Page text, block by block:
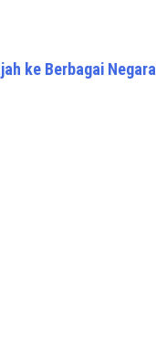
ke Berbagai Negara